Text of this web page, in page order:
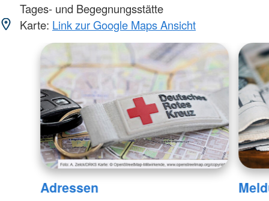
Tages- und Begegnungsstätte
Karte: Link zur Google Maps Ansicht
Adressen